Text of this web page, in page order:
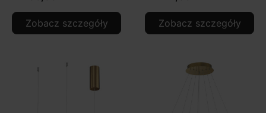
Zobacz szczegóły Zobacz szczegóły